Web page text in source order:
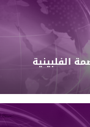
الفلبينية